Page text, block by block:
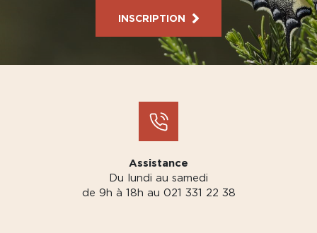
INSCRIPTION
Assistance
Du lundi au samedi
de 9h à 18h au 021 331 22 38